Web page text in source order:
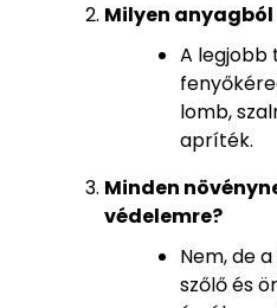
Milyen
A legjobb
lomb,
apríték.
Minden
védelemre?
Nem, de
szőlő és